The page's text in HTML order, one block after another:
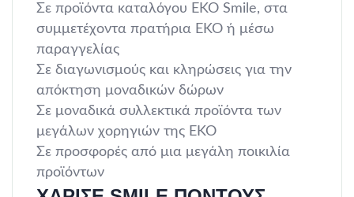
Σε προϊόντα καταλόγου ΕΚΟ Smile, στα
συμμετέχοντα πρατήρια ΕΚΟ ή μέσω
παραγγελίας
Σε διαγωνισμούς και κληρώσεις για την
απόκτηση μοναδικών δώρων
Σε μοναδικά συλλεκτικά προϊόντα των
μεγάλων χορηγιών της ΕΚΟ
Σε προσφορές από μια μεγάλη ποικιλία
προϊόντων